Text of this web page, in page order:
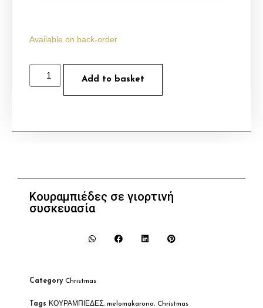
Available on back-order
Add to basket
Κουραμπιέδες σε γιορτινή
συσκευασία
Category Christmas
Tags ΚΟΥΡΑΜΠΙΕΔΕΣ, melomakarona, Christmas